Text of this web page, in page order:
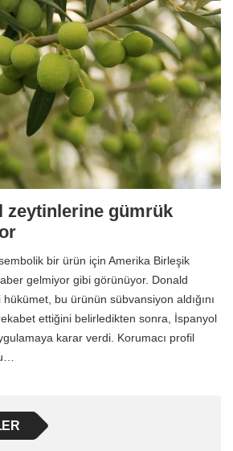
zeytinlerine gümrük
bir ürün için Amerika Birleşik
gelmiyor gibi görünüyor. Donald
bu ürünün sübvansiyon aldığını
ettiğini belirledikten sonra, İspanyol
karar verdi. Korumacı profil